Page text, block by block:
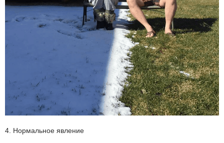
4. Нормальное явление